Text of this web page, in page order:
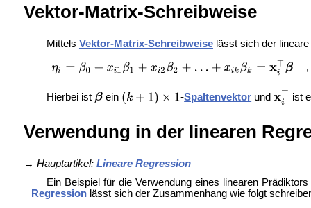
Vektor-Matrix-Schreibweise
Mittels Vektor-Matrix-Schreibweiselässt sich der lineare
Hierbei ist ein -Spaltenvektor und ist
Verwendung in der linearen
→ Hauptartikel: Lineare Regression
Ein Beispiel für die Verwendung eines linearen
Regressionlässt sich der Zusammenhang wie folgt